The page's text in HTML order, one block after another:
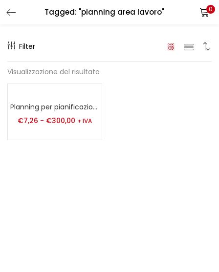
Tagged: "planning area lavoro" 0
Filter
Visualizzazione del risultato
Planning per pianificazione per l’area officina a due file
€7,26 - €300,00 + IVA
LOGIN REGISTER
Enter your username and password to login.
Remember me
Login